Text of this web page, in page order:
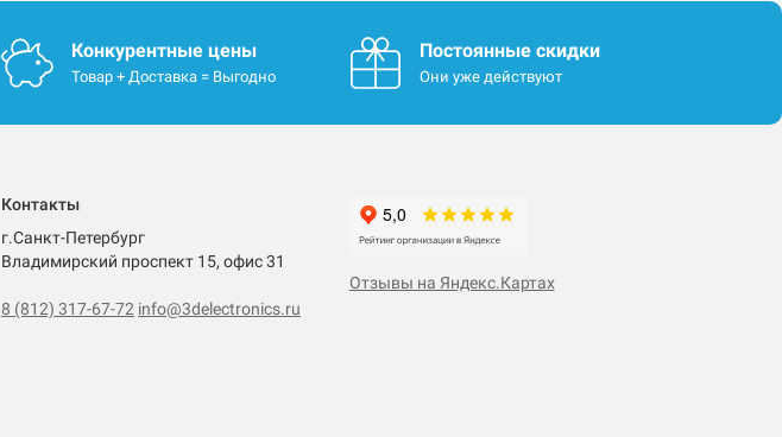
Конкурентные цены
Товар + Доставка = Выгодно
Постоянные скидки
Они уже действуют
Контакты
г.Санкт-Петербург
Владимирский проспект 15, офис 31
8 (812) 317-67-72 info@3delectronics.ru
Отзывы на Яндекс.Картах